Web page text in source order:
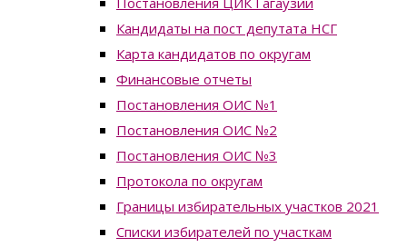
Кандидаты на пост депутата НСГ
Карта кандидатов по округам
Финансовые отчеты
Постановления ОИС №1
Постановления ОИС №2
Постановления ОИС №3
Протокола по округам
Границы избирательных участков 2021
Списки избирателей по участкам